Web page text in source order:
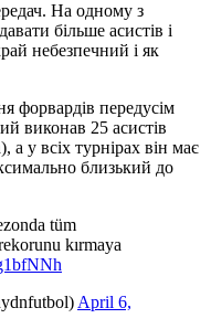
На одному з
більше асистів і
небезпечний і як
форвардів передусім
виконав 25 асистів
у всіх турнірах він має
близький до
tüm
kırmaya
April 6,